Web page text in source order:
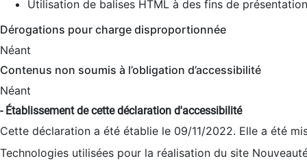
Utilisation de balises HTML à des fins de
Dérogations pour charge disproportionnée
Néant
Contenus non soumis à l’obligation d’accessibilité
Néant
- Établissement de cette déclaration d'accessibilité
Cette déclaration a été établie le 09/11/2022. Elle a été
Technologies utilisées pour la réalisation du site